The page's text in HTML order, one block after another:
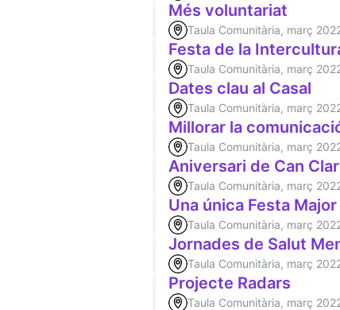
Més voluntariat
Taula Comunitària, març
Festa de la
Taula Comunitària, març
Dates clau al Casal
Taula Comunitària, març
Millorar la
Taula Comunitària, març
Aniversari de Can
Taula Comunitària, març
Una única Festa Major
Taula Comunitària, març
Jornades de Salut
Taula Comunitària, març
Projecte Radars
Taula Comunitària, març